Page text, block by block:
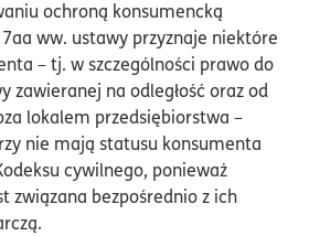
ochroną konsumencką
ww. ustawy przyznaje niektóre
– tj. w szczególności prawo do
zawieranej na odległość oraz od
lokalem przedsiębiorstwa –
nie mają statusu konsumenta
cywilnego, ponieważ
związana bezpośrednio z ich